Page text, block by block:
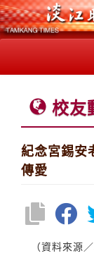
校友
紀念宮錫安
傳愛
（資料來源